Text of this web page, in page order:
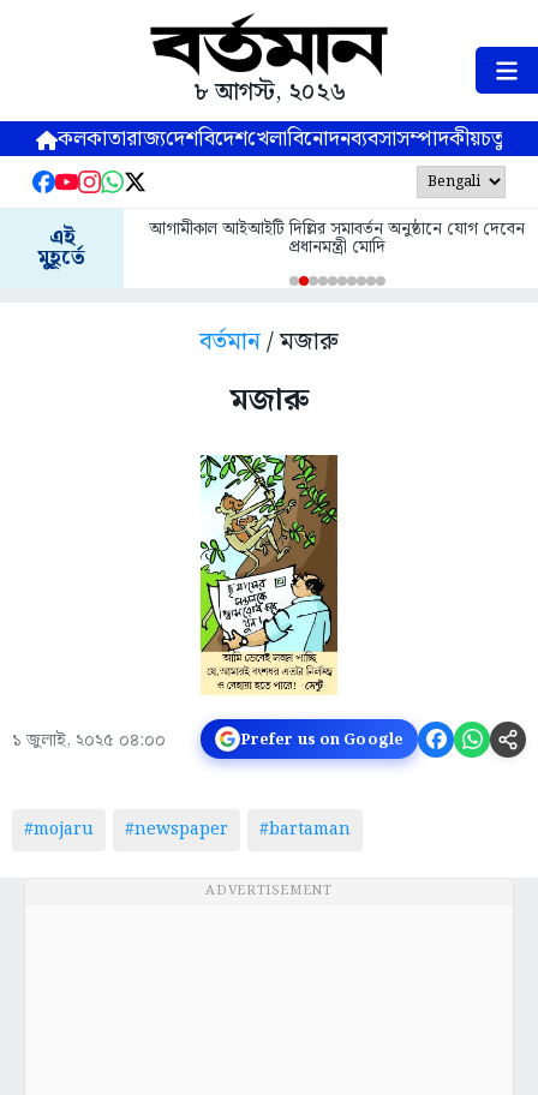
৮ আগস্ট, ২০২৬
কলকাতারাজ্যদেশবিদেশখেলাবিনোদনব্যবসাসম্পাদকীয়
এই
মুহূর্তে
আগামীকাল আইআইটি দিল্লির সমাবর্তন অনুষ্ঠানে যোগ দেবেন
প্রধানমন্ত্রী মোদি
বর্তমান/ মজারু
মজারু
১ জুলাই, ২০২৫ ০৪:০০ Prefer us on Google
#mojaru #newspaper #bartaman
ADVERTISEMENT